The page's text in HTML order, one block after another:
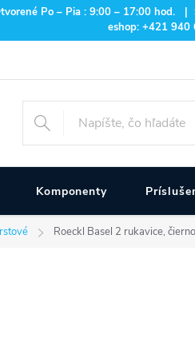
Po – Pia : 9:00 – 17:00 hod. |
eshop: +421 940
Komponenty
Roeckl Basel 2 rukavice,